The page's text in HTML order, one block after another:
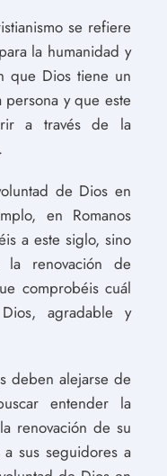
se refiere
la humanidad y
que Dios tiene un
y que este
a través de la
de Dios en
en Romanos
a este siglo, sino
la renovación de
comprobéis cuál
agradable y
deben alejarse de
entender la
renovación de su
a sus seguidores a